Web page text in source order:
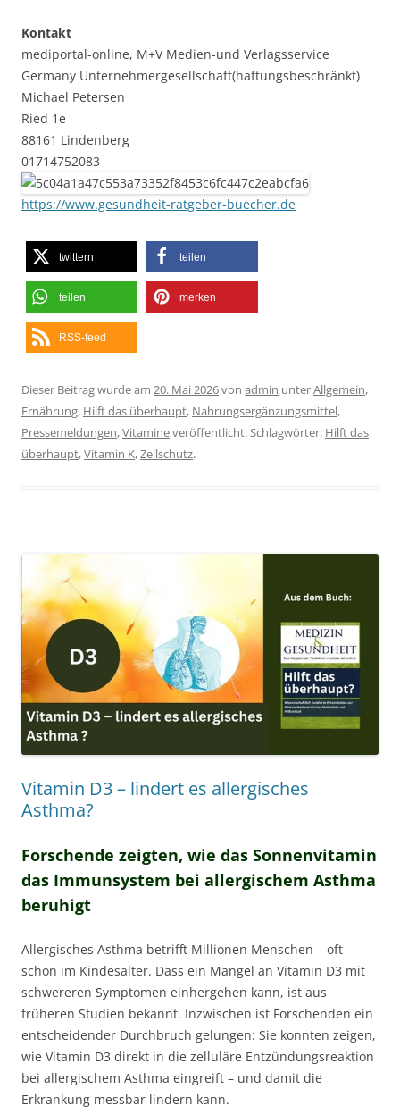
Kontakt
mediportal-online, M+V Medien-und Verlagsservice
Germany Unternehmergesellschaft(haftungsbeschränkt)
Michael Petersen
Ried 1e
88161 Lindenberg
01714752083
https://www.gesundheit-ratgeber-buecher.de
twittern teilen
teilen merken
RSS-feed
Dieser Beitrag wurde am 20. Mai 2026von admin unterAllgemein,
Ernährung, Hilft das überhaupt, Nahrungsergänzungsmittel,
Pressemeldungen,Vitamineveröffentlicht. Schlagwörter: Hilft das
überhaupt,Vitamin K,Zellschutz.
Vitamin D3 – lindert es allergisches
Asthma?
Forschende zeigten, wie das Sonnenvitamin
das Immunsystem bei allergischem Asthma
beruhigt
Allergisches Asthma betrifft Millionen Menschen – oft
schon im Kindesalter. Dass ein Mangel an Vitamin D3 mit
schwereren Symptomen einhergehen kann, ist aus
früheren Studien bekannt. Inzwischen ist Forschenden ein
entscheidender Durchbruch gelungen: Sie konnten zeigen,
wie Vitamin D3 direkt in die zelluläre Entzündungsreaktion
bei allergischem Asthma eingreift – und damit die
Erkrankung messbar lindern kann.